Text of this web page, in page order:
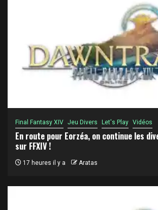
Final Fantasy XIV Jeu Divers Let's Play Vidéos
En route pour Eorzéa, on continue les
sur FFXIV !
17 heures il y a Aratas